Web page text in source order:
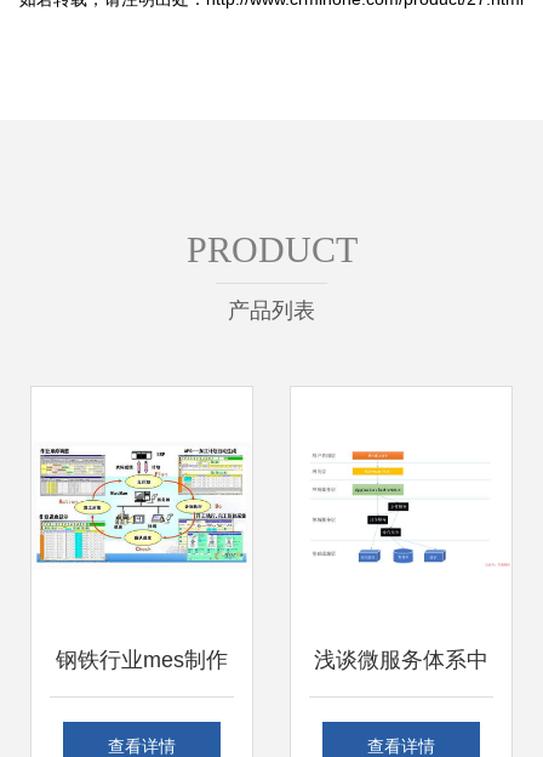
PRODUCT
产品列表
钢铁行业mes制作
执行系统应用
查看详情
浅谈微服务体系中
的分层设计与领域
查看详情